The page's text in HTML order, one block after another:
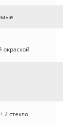
2 стекло